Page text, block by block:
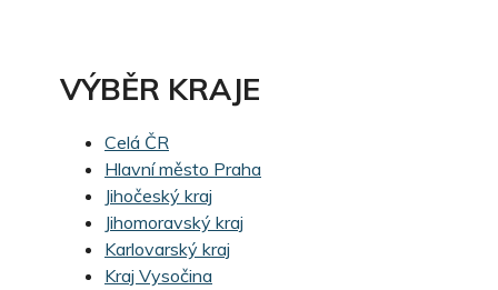
VÝBĚR KRAJE
Celá ČR
Hlavní město Praha
Jihočeský kraj
Jihomoravský kraj
Karlovarský kraj
Kraj Vysočina